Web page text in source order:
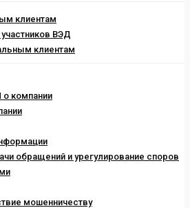
клиентам
ВЭД
клиентам
компании
обращений и урегулирование споров
мошенничеству